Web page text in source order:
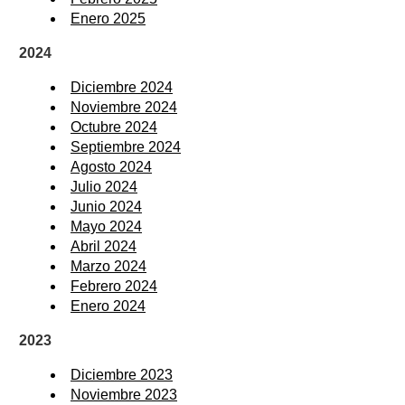
Enero 2025
2024
Diciembre 2024
Noviembre 2024
Octubre 2024
Septiembre 2024
Agosto 2024
Julio 2024
Junio 2024
Mayo 2024
Abril 2024
Marzo 2024
Febrero 2024
Enero 2024
2023
Diciembre 2023
Noviembre 2023